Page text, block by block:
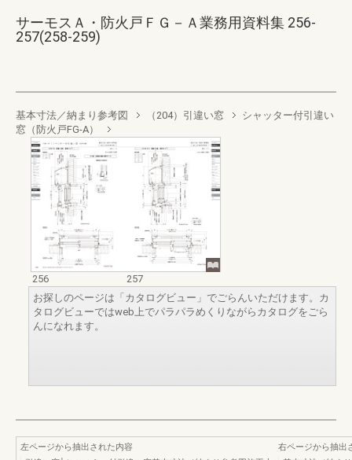
サーモスＡ・防火戸ＦＧ－Ａ業務用資料集 256-
257(258-259)
基本寸法／納まり参考図 （204）引違い窓
シャッター付引違い
窓（防火戸FG-A）
256
257
お探しのページは「カタログビュー」でごらんいただけます。カ
タログビューではweb上でパラパラめくりながらカタログをごら
んになれます。
左ページから抽出された内容
右ページから抽出